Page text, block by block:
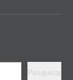
Pesquisar